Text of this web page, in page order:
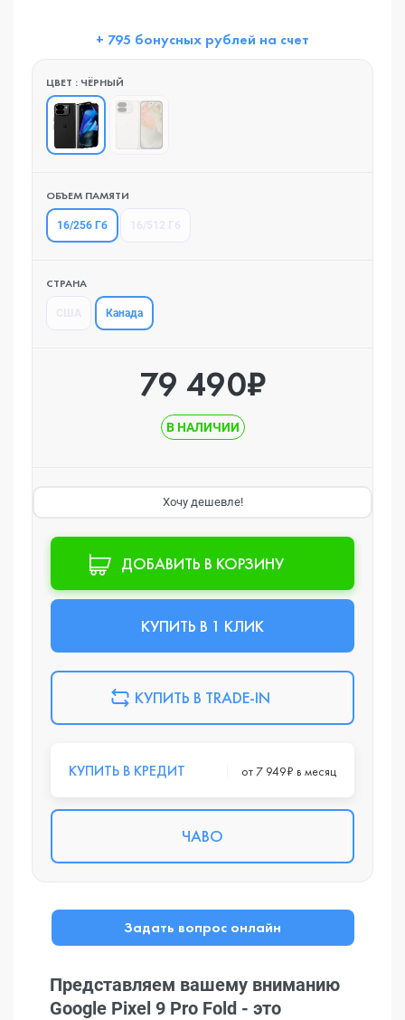
+ 795 бонусных рублей на счет
ЦВЕТ : ЧЁРНЫЙ
ОБЪЕМ ПАМЯТИ
16/256 Гб
СТРАНА
Канада
79 490₽
В НАЛИЧИИ
Хочу дешевле!
ДОБАВИТЬ В КОРЗИНУ
КУПИТЬ В 1 КЛИК
КУПИТЬ В TRADE-IN
КУПИТЬ В КРЕДИТ от 7 949₽ в месяц
ЧАВО
Задать вопрос онлайн
Представляем вашему вниманию
Google Pixel 9 Pro Fold - это